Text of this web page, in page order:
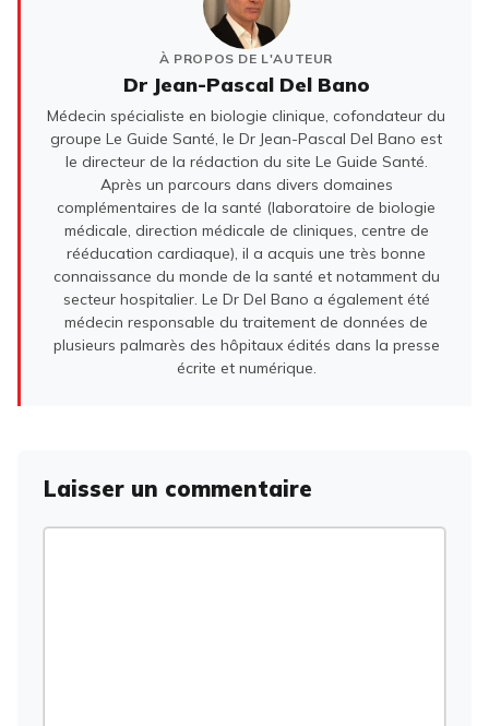
À PROPOS DE L'AUTEUR
Dr Jean-Pascal Del Bano
Médecin spécialiste en biologie clinique, cofondateur du
groupe Le Guide Santé, le Dr Jean-Pascal Del Bano est
le directeur de la rédaction du site Le Guide Santé.
Après un parcours dans divers domaines
complémentaires de la santé (laboratoire de biologie
médicale, direction médicale de cliniques, centre de
rééducation cardiaque), il a acquis une très bonne
connaissance du monde de la santé et notamment du
secteur hospitalier. Le Dr Del Bano a également été
médecin responsable du traitement de données de
plusieurs palmarès des hôpitaux édités dans la presse
écrite et numérique.
Laisser un commentaire